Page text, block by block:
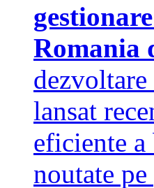
Romania
lansat
eficiente
noutate